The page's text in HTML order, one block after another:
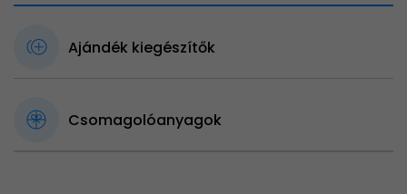
Ajándék kiegészítők
Csomagolóanyagok